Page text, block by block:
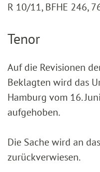
R 10/11, BFHE 246,
Tenor
Auf die Revisionen
Beklagten wird das
Hamburg vom 16.
aufgehoben.
Die Sache wird an
zurückverwiesen.